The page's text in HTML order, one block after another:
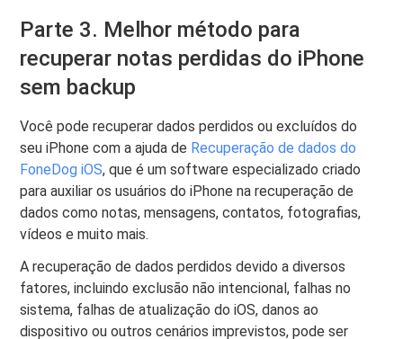
Parte 3. Melhor método para
recuperar notas perdidas do iPhone
sem backup
Você pode recuperar dados perdidos ou excluídos do
seu iPhone com a ajuda de Recuperação de dados do
FoneDog iOS, que é um software especializado criado
para auxiliar os usuários do iPhone na recuperação de
dados como notas, mensagens, contatos, fotografias,
vídeos e muito mais.
A recuperação de dados perdidos devido a diversos
fatores, incluindo exclusão não intencional, falhas no
sistema, falhas de atualização do iOS, danos ao
dispositivo ou outros cenários imprevistos, pode ser